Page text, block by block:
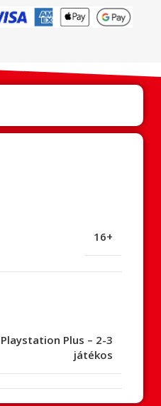
16+
Playstation Plus – 2-3
játékos